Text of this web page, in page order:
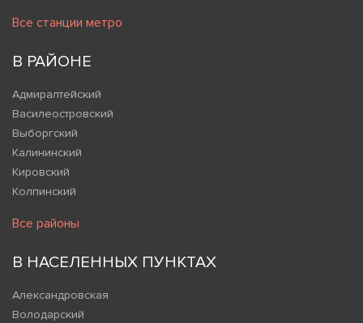
Все станции метро
В РАЙОНЕ
Адмиралтейский
Василеостровский
Выборгский
Калининский
Кировский
Колпинский
Все районы
В НАСЕЛЕННЫХ ПУНКТАХ
Александровская
Володарский